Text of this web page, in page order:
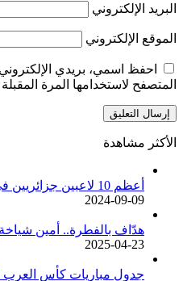
البريد الإلكتروني
الموقع الإلكتروني
احفظ اسمي، بريدي
المتصفح لاستخدامها المرة
الأكثر مشاهدة
أعظم 10 لاعبين جزائريين في تاريخ كرة القدم
2024-09-09
هدّاف بالفطرة.. أمين
2025-04-23
جدول مباريات كأس العرب 2025 والقنوات الناقلة المفتوحة